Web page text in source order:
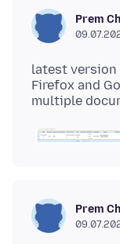
Prem
latest version
Firefox and
Prem